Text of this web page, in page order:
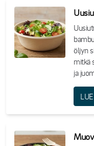
öljyn
mitkä
ja